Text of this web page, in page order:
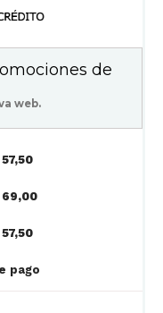
de
web.
69,00
de pago